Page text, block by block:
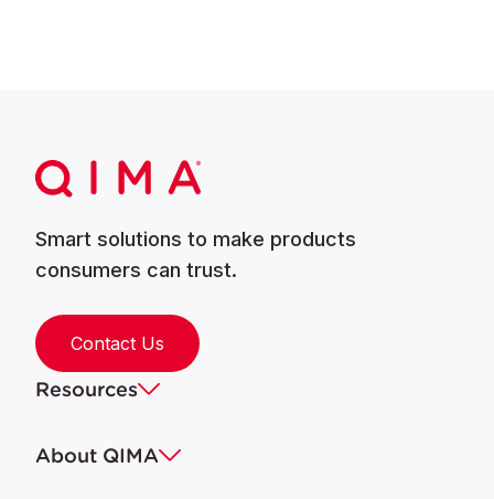
Smart solutions to make products
consumers can trust.
Contact Us
Resources
About QIMA